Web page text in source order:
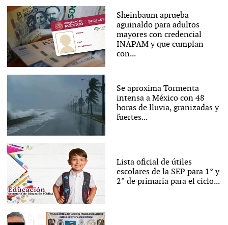
Sheinbaum aprueba
aguinaldo para adultos
mayores con credencial
INAPAM y que cumplan
con...
Se aproxima Tormenta
intensa a México con 48
horas de lluvia, granizadas y
fuertes...
Lista oficial de útiles
escolares de la SEP para 1° y
2° de primaria para el ciclo...